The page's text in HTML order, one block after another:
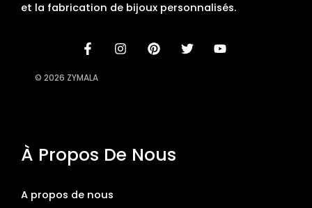
et la fabrication de bijoux personnalisés.
© 2026 ZYMALA
À Propos De Nous
A propos de nous